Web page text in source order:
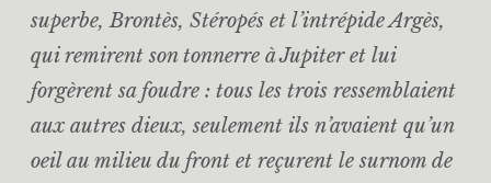
superbe, Brontès, Stéropés et l’intrépide Argès,
qui remirent son tonnerre à Jupiter et lui
forgèrent sa foudre : tous les trois ressemblaient
aux autres dieux, seulement ils n’avaient qu’un
oeil au milieu du front et reçurent le surnom de